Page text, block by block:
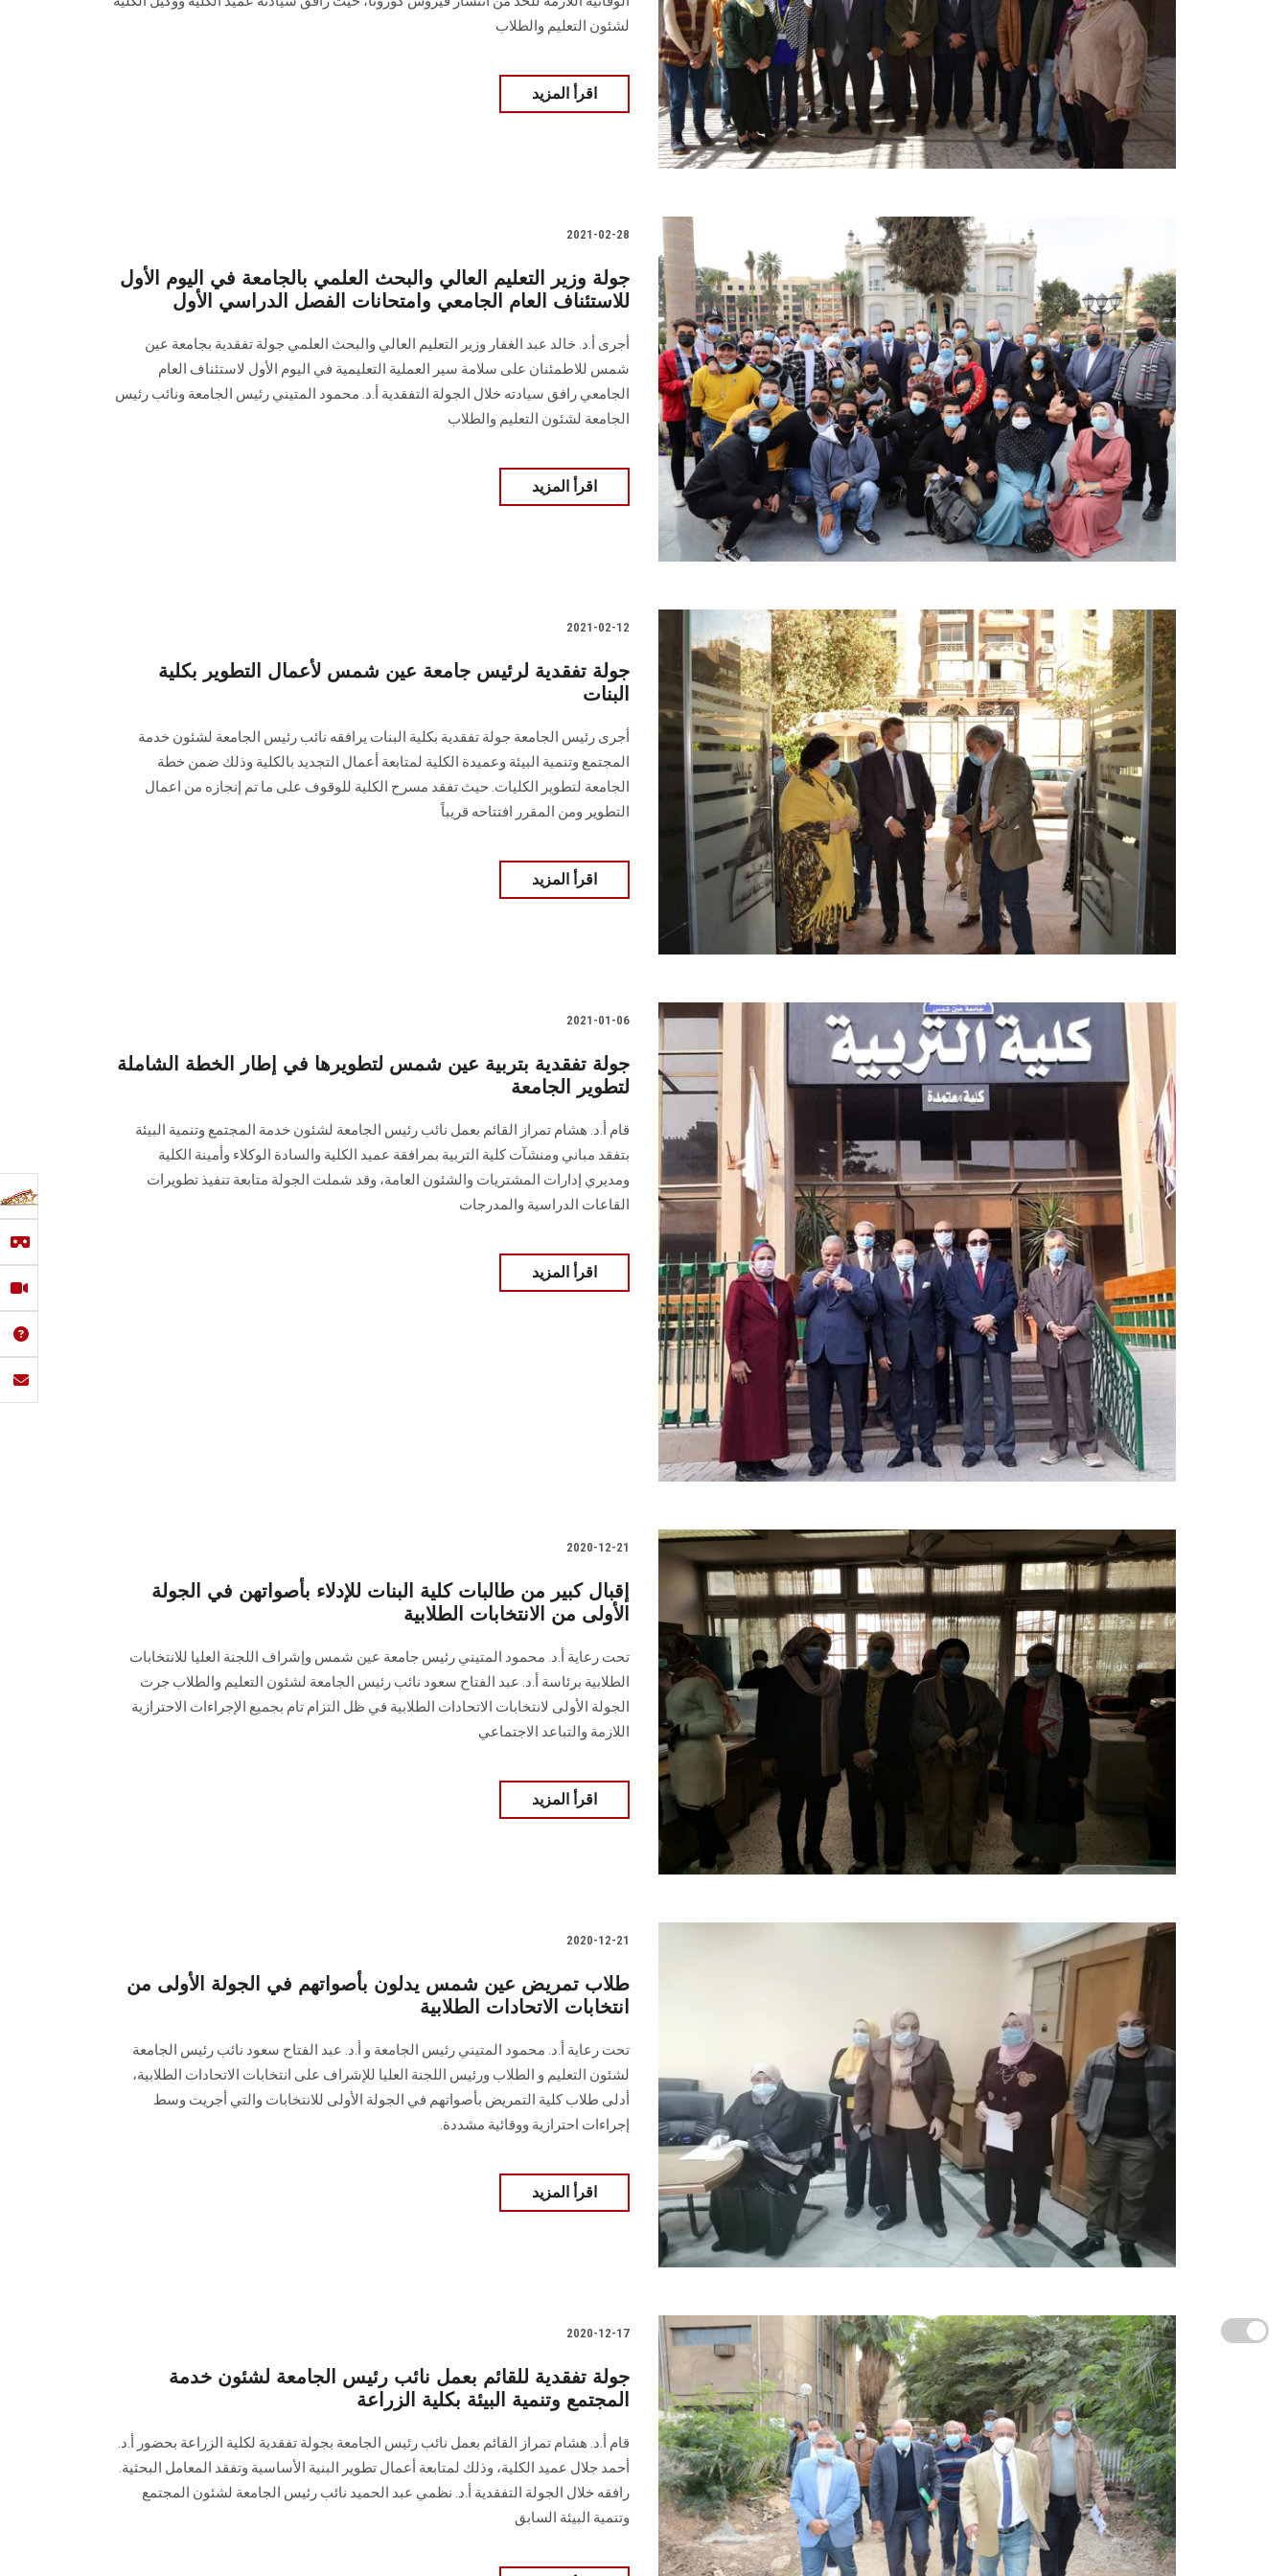
لشئون التعليم والطلاب
اقرأ المزيد
2021-02-28
جولة وزير التعليم العالي والبحث العلمي بالجامعة في اليوم الأول
للاستئناف العام الجامعي وامتحانات الفصل الدراسي الأول
أجرى أ.د. خالد عبد الغفار وزير التعليم العالي والبحث العلمي جولة تفقدية بجامعة عين
شمس للاطمئنان على سلامة سير العملية التعليمية في اليوم الأول لاستئناف العام
الجامعي رافق سيادته خلال الجولة التفقدية أ.د. محمود المتيني رئيس الجامعة ونائب رئيس
الجامعة لشئون التعليم والطلاب
اقرأ المزيد
2021-02-12
جولة تفقدية لرئيس جامعة عين شمس لأعمال التطوير بكلية
البنات
أجرى رئيس الجامعة جولة تفقدية بكلية البنات يرافقه نائب رئيس الجامعة لشئون خدمة
المجتمع وتنمية البيئة وعميدة الكلية لمتابعة أعمال التجديد بالكلية وذلك ضمن خطة
الجامعة لتطوير الكليات. حيث تفقد مسرح الكلية للوقوف على ما تم إنجازه من اعمال
التطوير ومن المقرر افتتاحه قريباً
اقرأ المزيد
2021-01-06
جولة تفقدية بتربية عين شمس لتطويرها في إطار الخطة الشاملة
لتطوير الجامعة
قام أ.د. هشام تمراز القائم بعمل نائب رئيس الجامعة لشئون خدمة المجتمع وتنمية البيئة
بتفقد مباني ومنشآت كلية التربية بمرافقة عميد الكلية والسادة الوكلاء وأمينة الكلية
ومديري إدارات المشتريات والشئون العامة، وقد شملت الجولة متابعة تنفيذ تطويرات
القاعات الدراسية والمدرجات
اقرأ المزيد
2020-12-21
إقبال كبير من طالبات كلية البنات للإدلاء بأصواتهن في الجولة
الأولى من الانتخابات الطلابية
تحت رعاية أ.د. محمود المتيني رئيس جامعة عين شمس وإشراف اللجنة العليا للانتخابات
الطلابية برئاسة أ.د. عبد الفتاح سعود نائب رئيس الجامعة لشئون التعليم والطلاب جرت
الجولة الأولى لانتخابات الاتحادات الطلابية في ظل التزام تام بجميع الإجراءات الاحترازية
اللازمة والتباعد الاجتماعي
اقرأ المزيد
2020-12-21
طلاب تمريض عين شمس يدلون بأصواتهم في الجولة الأولى من
انتخابات الاتحادات الطلابية
تحت رعاية أ.د. محمود المتيني رئيس الجامعة و أ.د. عبد الفتاح سعود نائب رئيس الجامعة
لشئون التعليم و الطلاب ورئيس اللجنة العليا للإشراف على انتخابات الاتحادات الطلابية،
أدلى طلاب كلية التمريض بأصواتهم في الجولة الأولى للانتخابات والتي أجريت وسط
إجراءات احترازية ووقائية مشددة.
اقرأ المزيد
2020-12-17
جولة تفقدية للقائم بعمل نائب رئيس الجامعة لشئون خدمة
المجتمع وتنمية البيئة بكلية الزراعة
قام أ.د. هشام تمراز القائم بعمل نائب رئيس الجامعة بجولة تفقدية لكلية الزراعة بحضور أ.د.
أحمد جلال عميد الكلية، وذلك لمتابعة أعمال تطوير البنية الأساسية وتفقد المعامل البحثية.
رافقه خلال الجولة التفقدية أ.د. نظمي عبد الحميد نائب رئيس الجامعة لشئون المجتمع
وتنمية البيئة السابق